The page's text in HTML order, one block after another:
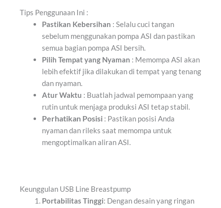
Tips Penggunaan Ini :
Pastikan Kebersihan : Selalu cuci tangan
sebelum menggunakan pompa ASI dan pastikan
semua bagian pompa ASI bersih.
Pilih Tempat yang Nyaman : Memompa ASI akan
lebih efektif jika dilakukan di tempat yang tenang
dan nyaman.
Atur Waktu : Buatlah jadwal pemompaan yang
rutin untuk menjaga produksi ASI tetap stabil.
Perhatikan Posisi : Pastikan posisi Anda
nyaman dan rileks saat memompa untuk
mengoptimalkan aliran ASI.
Keunggulan USB Line Breastpump
Portabilitas Tinggi: Dengan desain yang ringan